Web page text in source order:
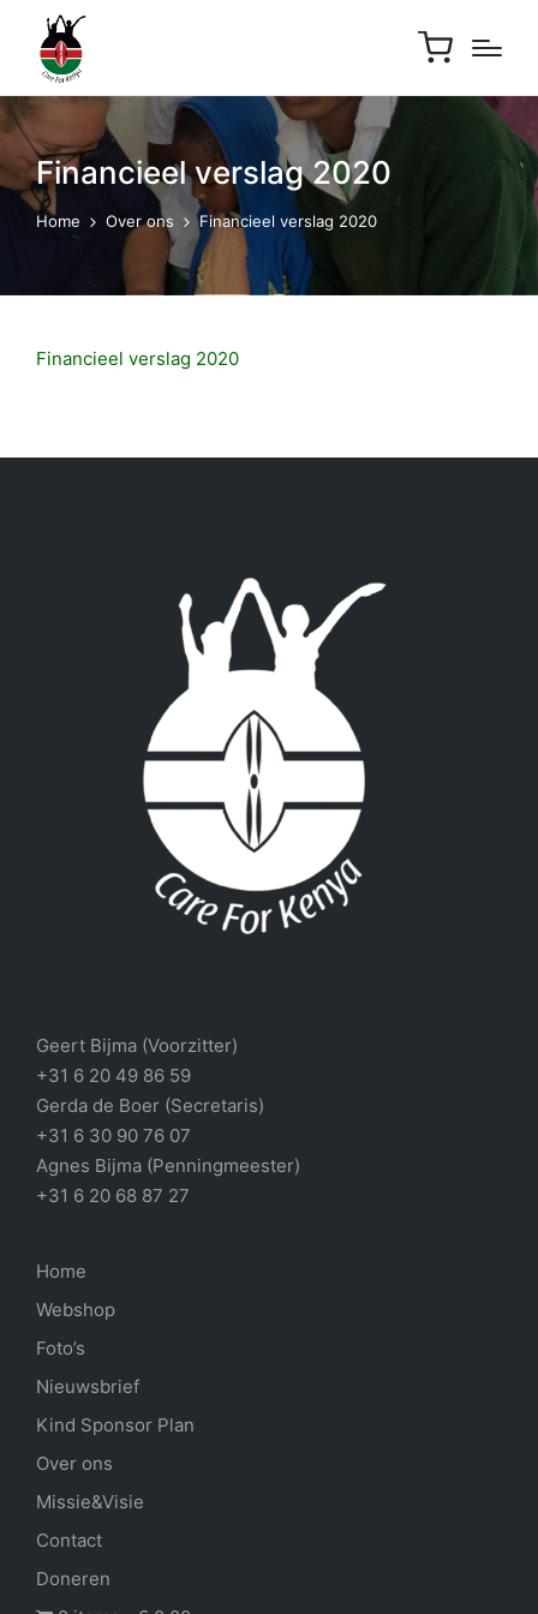
Financieel verslag 2020
Home Over ons Financieel verslag 2020
Financieel verslag 2020
Geert Bijma (Voorzitter)
+31 6 20 49 86 59
Gerda de Boer (Secretaris)
+31 6 30 90 76 07
Agnes Bijma (Penningmeester)
+31 6 20 68 87 27
Home
Webshop
Foto’s
Nieuwsbrief
Kind Sponsor Plan
Over ons
Missie&Visie
Contact
Doneren